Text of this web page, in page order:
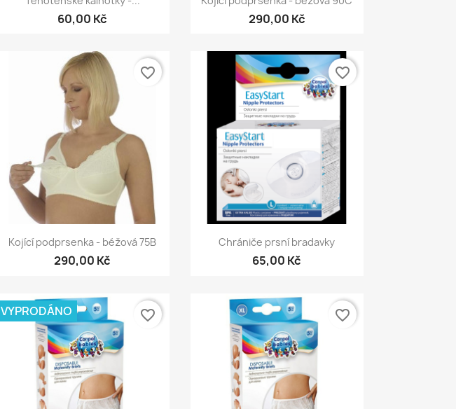
60,00 Kč 290,00 Kč
Rychlý náhled
Kojící podprsenka - béžová 75B
290,00 Kč
favorite_border
Rychlý náhled
Chrániče prsní bradavky
65,00 Kč
favorite_border
VYPRODÁNO favorite_border favorite_border